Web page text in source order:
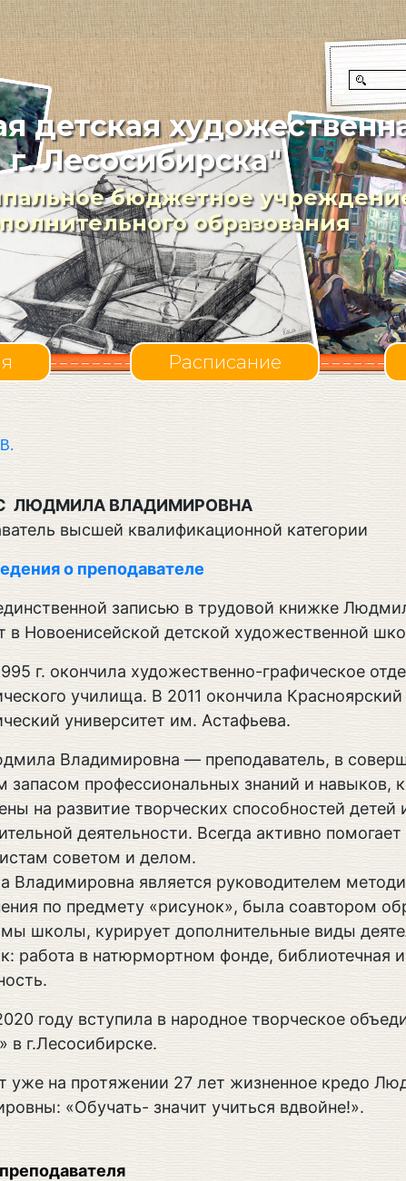
детская
г. Лесосибирска"
бюджетное
образования
Расписание
ЛЮДМИЛА ВЛАДИМИРОВНА
высшей квалификационной категории
о преподавателе
записью в трудовой книжке
в Новоенисейской детской художественной
г. окончила художественно-графическое
училища. В 2011 окончила
университет им. Астафьева.
Владимировна — преподаватель, в
запасом профессиональных знаний и навыков,
на развитие творческих способностей детей
деятельности. Всегда активно
советом и делом.
Владимировна является руководителем
по предмету «рисунок», была соавтором
школы, курирует дополнительные виды
работа в натюрмортном фонде, библиотечная
году вступила в народное творческое
в г.Лесосибирске.
уже на протяжении 27 лет жизненное кредо
«Обучать- значит учиться вдвойне!».